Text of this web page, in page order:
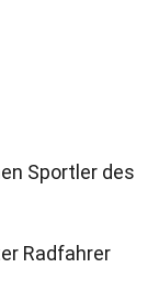
Sportler des
Radfahrer